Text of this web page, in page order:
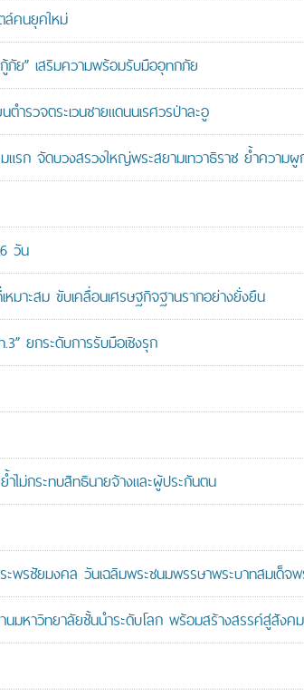
ล์คนยุคใหม่
ย” เสริมความพร้อมรับมืออุทกภัย
รวจตระเวนชายแดนนเรศวรป่าละอู
ก จัดบวงสรวงใหญ่พระสยามเทวาธิราช ย้ำความ
วัน
มาะสม ขับเคลื่อนเศรษฐกิจฐานรากอย่างยั่งยืน
ยกระดับการรับมือเชิงรุก
ไม่กระทบสิทธินายจ้างและผู้ประกันตน
พรชัยมงคล วันเฉลิมพระชนมพรรษาพระบาทสมเด็จพ
หาวิทยาลัยชั้นนำระดับโลก พร้อมสร้างสรรค์สู่สังค